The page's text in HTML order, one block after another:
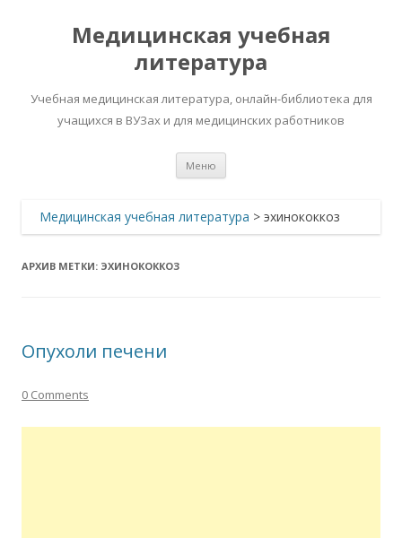
Медицинская учебная
литература
Учебная медицинская литература, онлайн-библиотека для
учащихся в ВУЗах и для медицинских работников
Меню
Медицинская учебная литература > эхинококкоз
АРХИВ МЕТКИ: ЭХИНОКОККОЗ
Опухоли печени
0 Comments